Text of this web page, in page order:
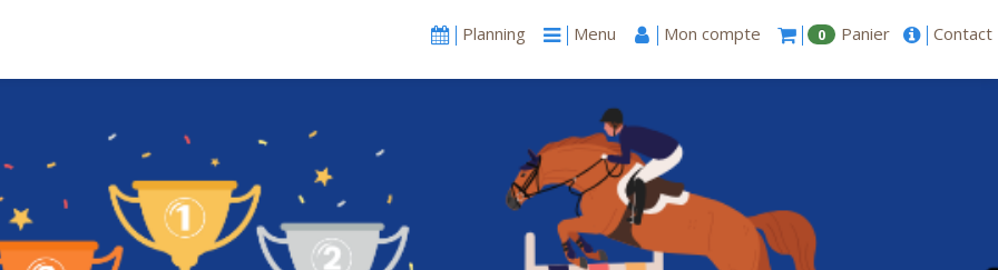
Planning Menu Mon compte 0 Panier Contact